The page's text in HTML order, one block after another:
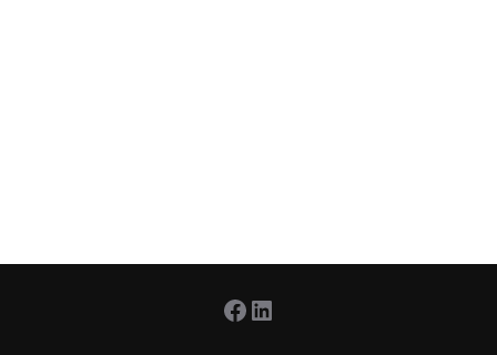
Facebook
LinkedIn